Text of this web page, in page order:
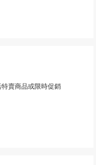
賣商品或限時促銷